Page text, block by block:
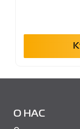
О НАС